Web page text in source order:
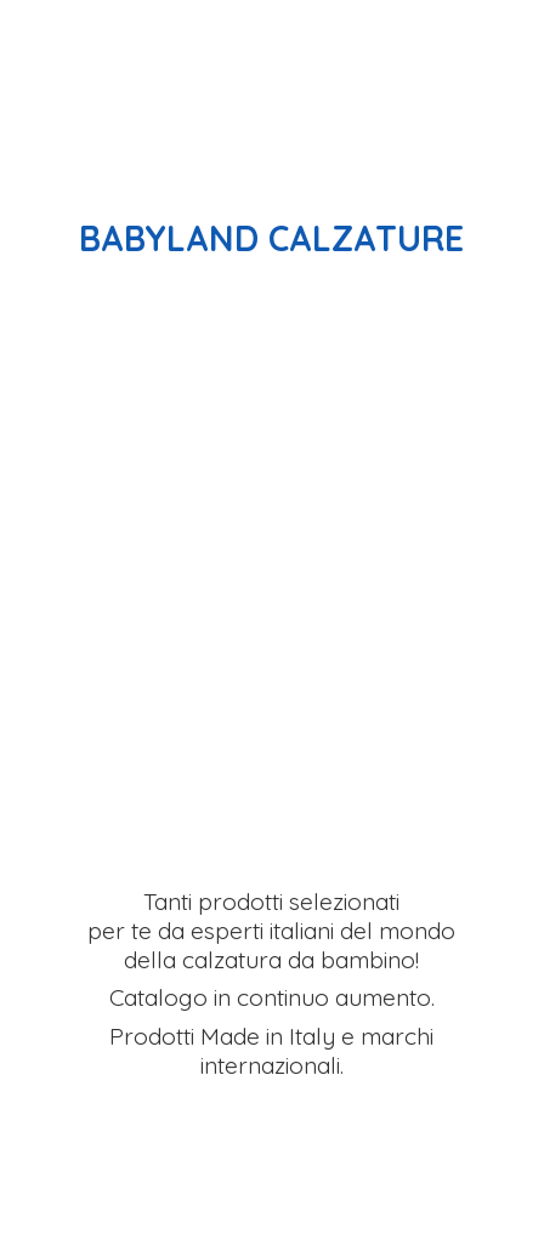
BABYLAND CALZATURE
Tanti prodotti selezionati
per te da esperti italiani del mondo
della calzatura da bambino!
Catalogo in continuo aumento.
Prodotti Made in Italy e marchi
internazionali.